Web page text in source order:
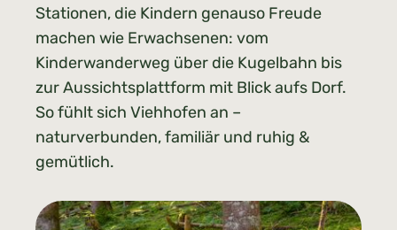
Stationen, die Kindern genauso Freude
machen wie Erwachsenen: vom
Kinderwanderweg über die Kugelbahn bis
zur Aussichtsplattform mit Blick aufs Dorf.
So fühlt sich Viehhofen an –
naturverbunden, familiär und ruhig &
gemütlich.